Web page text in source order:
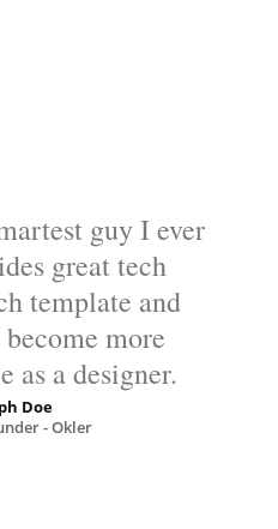
guy I ever
great tech
template and
more
as a designer.
Doe
- Okler